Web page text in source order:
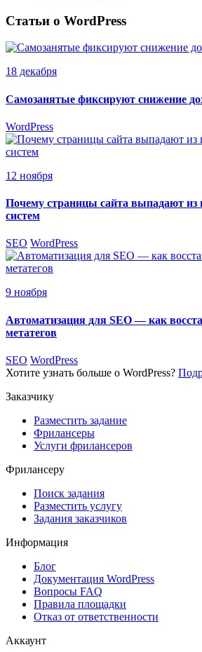
Статьи о WordPress
18 декабря
Самозанятые фиксируют снижение
WordPress
12 ноября
Почему страницы сайта выпадают из
систем
SEO WordPress
9 ноября
Автоматизация для SEO — как
метатегов
SEO WordPress
Хотите узнать больше о WordPress?
Заказчику
Разместить задание
Фрилансеры
Услуги фрилансеров
Фрилансеру
Поиск задания
Разместить услугу
Задания заказчиков
Информация
Блог
Документация WordPress
Вопросы FAQ
Правила площадки
Отказ от ответственности
Аккаунт